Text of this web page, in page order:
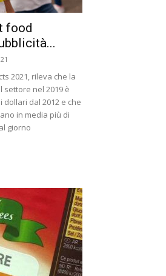
food
2021, rileva che la
nel 2019 è
dal 2012 e che
in media più di
giorno